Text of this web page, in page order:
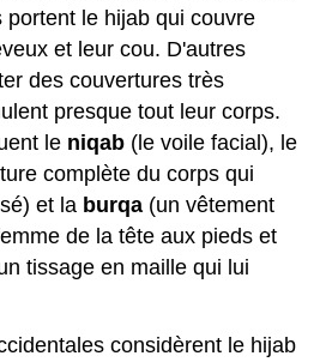
portent le hijab qui couvre
et leur cou. D'autres
des couvertures très
presque tout leur corps.
le niqab (le voile facial), le
complète du corps qui
et la burqa (un vêtement
de la tête aux pieds et
tissage en maille qui lui
considèrent le hijab